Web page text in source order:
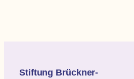
Stiftung Brückner-